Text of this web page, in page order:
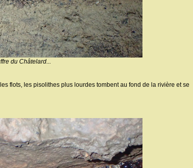
du Châtelard...
flots, les pisolithes plus lourdes tombent au fond de la rivière et se